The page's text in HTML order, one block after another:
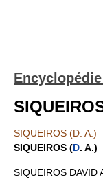
SIQUEIROS (D. A.)
SIQUEIROS (D. A.)
SIQUEIROS DAVID